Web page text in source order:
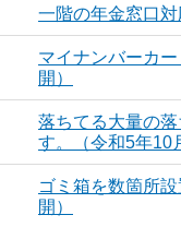
一階の年金窓口対
マイナンバーカ
開）
落ちてる大量の
す。（令和5年10
ゴミ箱を数箇所
開）